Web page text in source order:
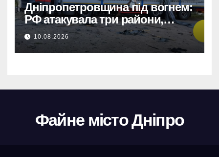
Дніпропетровщина під вогнем:
РФ атакувала три райони,
понівечено заправку, авто та
трактори.
10.08.2026
Файне місто Дніпро